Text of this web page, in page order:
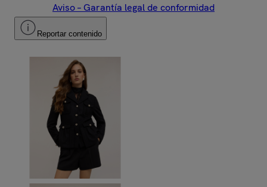
Aviso – Garantía legal de conformidad
Reportar contenido